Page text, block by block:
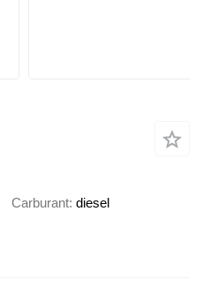
Carburant diesel